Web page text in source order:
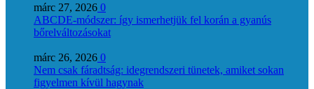
márc 27, 2026 0
ABCDE‑módszer: így ismerhetjük fel korán a gyanús
bőrelváltozásokat
márc 26, 2026 0
Nem csak fáradtság: idegrendszeri tünetek, amiket sokan
figyelmen kívül hagynak